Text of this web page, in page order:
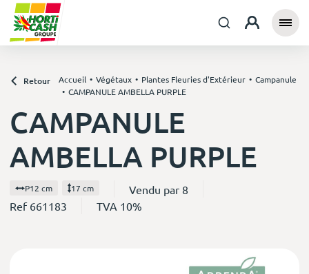
Retour Accueil Végétaux Plantes Fleuries d'Extérieur
Campanule
CAMPANULE AMBELLA PURPLE
CAMPANULE
AMBELLA PURPLE
P12 cm 17 cm
Vendu par 8
Ref 661183
TVA 10%